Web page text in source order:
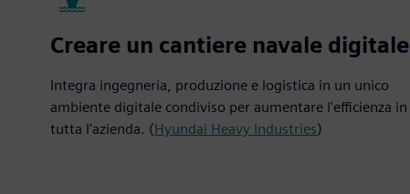
Creare un cantiere navale digitale
Integra ingegneria, produzione e logistica in un unico
ambiente digitale condiviso per aumentare l'efficienza in
tutta l'azienda. (Hyundai Heavy Industries)